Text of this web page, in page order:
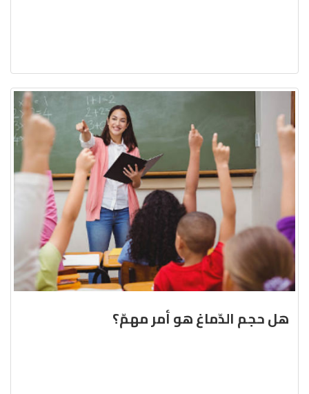
هل حجم الدّماغ هو أمر مهمّ؟